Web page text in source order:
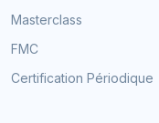
Masterclass
FMC
Certification Périodique